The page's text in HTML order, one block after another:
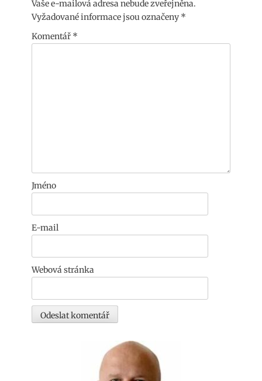
Vaše e-mailová adresa nebude zveřejněna.
Vyžadované informace jsou označeny *
Komentář *
Jméno
E-mail
Webová stránka